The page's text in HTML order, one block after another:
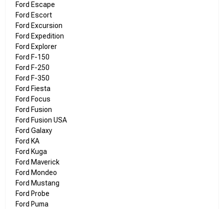
Ford Escape
Ford Escort
Ford Excursion
Ford Expedition
Ford Explorer
Ford F-150
Ford F-250
Ford F-350
Ford Fiesta
Ford Focus
Ford Fusion
Ford Fusion USA
Ford Galaxy
Ford KA
Ford Kuga
Ford Maverick
Ford Mondeo
Ford Mustang
Ford Probe
Ford Puma